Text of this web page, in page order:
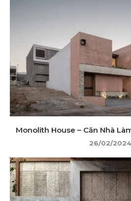
Monolith House – Căn Nhà
26/02/2024